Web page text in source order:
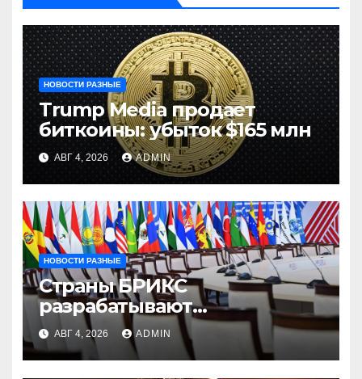
НОВОСТИ РАЗНЫЕ
Trump Media продает
биткоины: убыток $165 млн
АВГ 4, 2026 ADMIN
НОВОСТИ РАЗНЫЕ
Страны БРИКС
разрабатывают
инфраструктуру на базе
цифровых валют
центробанков
АВГ 4, 2026 ADMIN